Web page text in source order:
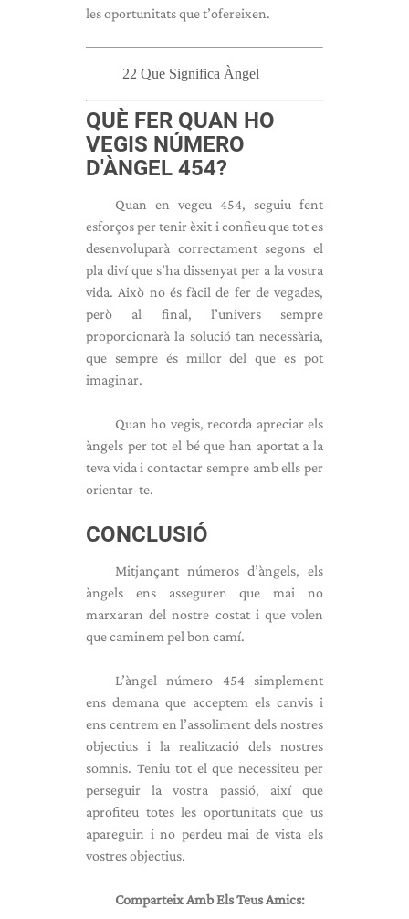
les oportunitats que t’ofereixen.
22 Que Significa Àngel
QUÈ FER QUAN HO
VEGIS NÚMERO
D'ÀNGEL 454?
Quan en vegeu 454, seguiu fent
esforços per tenir èxit i confieu que tot es
desenvoluparà correctament segons el
pla diví que s’ha dissenyat per a la vostra
vida. Això no és fàcil de fer de vegades,
però al final, l’univers sempre
proporcionarà la solució tan necessària,
que sempre és millor del que es pot
imaginar.
Quan ho vegis, recorda apreciar els
àngels per tot el bé que han aportat a la
teva vida i contactar sempre amb ells per
orientar-te.
CONCLUSIÓ
Mitjançant números d’àngels, els
àngels ens asseguren que mai no
marxaran del nostre costat i que volen
que caminem pel bon camí.
L’àngel número 454 simplement
ens demana que acceptem els canvis i
ens centrem en l’assoliment dels nostres
objectius i la realització dels nostres
somnis. Teniu tot el que necessiteu per
perseguir la vostra passió, així que
aprofiteu totes les oportunitats que us
apareguin i no perdeu mai de vista els
vostres objectius.
Comparteix Amb Els Teus Amics: